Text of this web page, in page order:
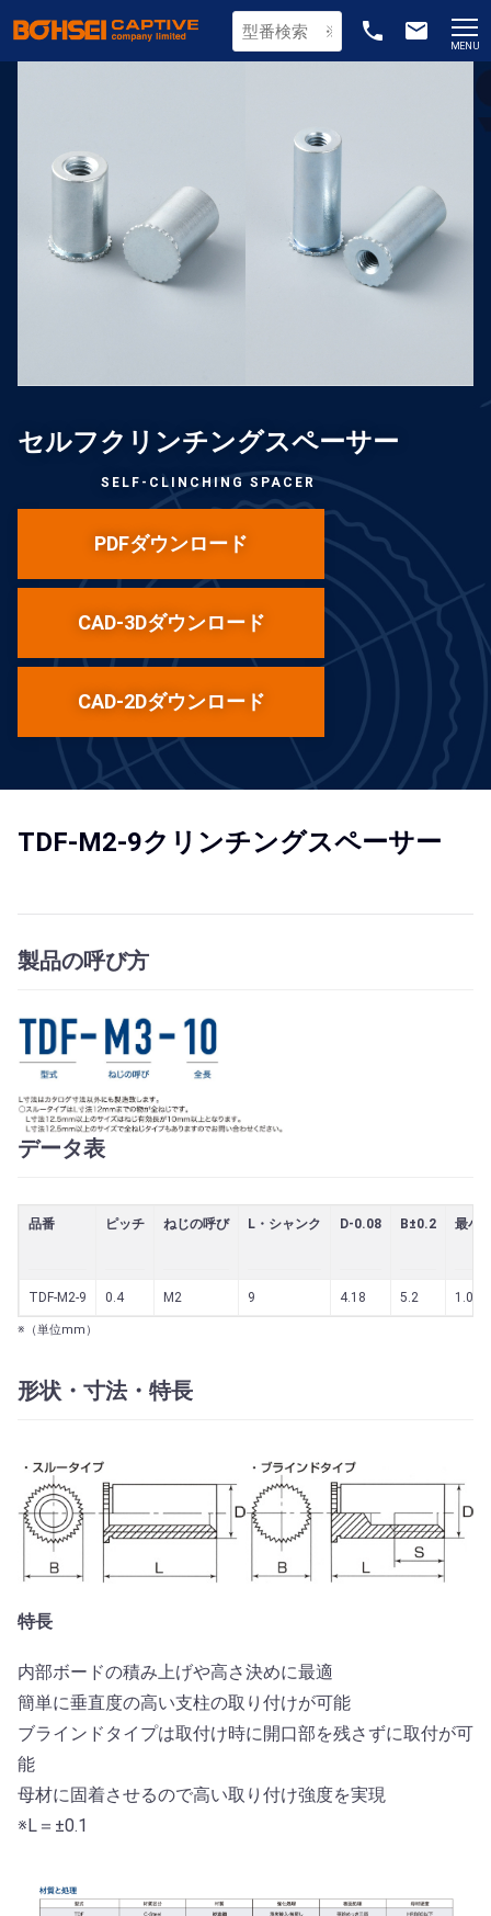
phone email
MENU
セルフクリンチングスペーサー
SELF-CLINCHING SPACER
PDFダウンロード
CAD-3Dダウンロード
CAD-2Dダウンロード
TDF-M2-9クリンチングスペーサー
製品の呼び方
データ表
品番 ピッチ ねじの呼び L・シャンク D-0.08 B±0.2 最小
TDF-M2-9 0.4 M2 9 4.18 5.2 1.0
※（単位mm）
形状・寸法・特長
特長
内部ボードの積み上げや高さ決めに最適
簡単に垂直度の高い支柱の取り付けが可能
ブラインドタイプは取付け時に開口部を残さずに取付が可
能
母材に固着させるので高い取り付け強度を実現
※L＝±0.1